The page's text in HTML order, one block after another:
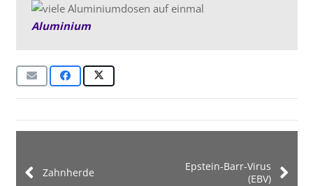
Aluminium
Zahnherde
Epstein-Barr-Virus
(EBV)